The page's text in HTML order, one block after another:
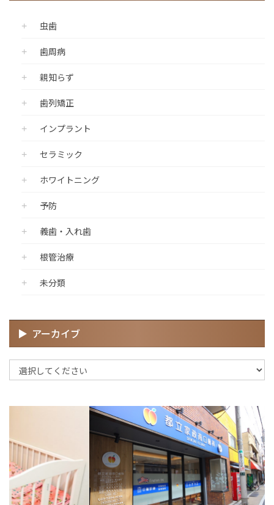
虫歯
歯周病
親知らず
歯列矯正
インプラント
セラミック
ホワイトニング
予防
義歯・入れ歯
根管治療
未分類
アーカイブ